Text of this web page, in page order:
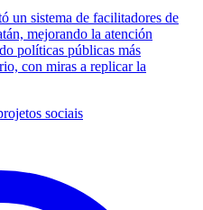
un sistema de facilitadores de
mejorando la atención
políticas públicas más
con miras a replicar la
sociais